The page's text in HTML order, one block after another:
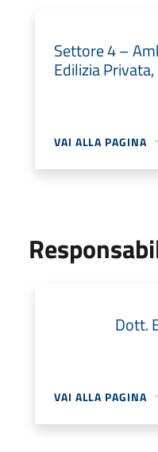
Settore 4 –
Edilizia
VAI ALLA PAGINA
Dott.
VAI ALLA PAGINA